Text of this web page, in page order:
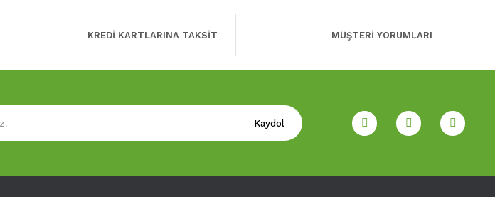
KREDİ KARTLARINA TAKSİT MÜŞTERİ YORUMLARI
Kaydol